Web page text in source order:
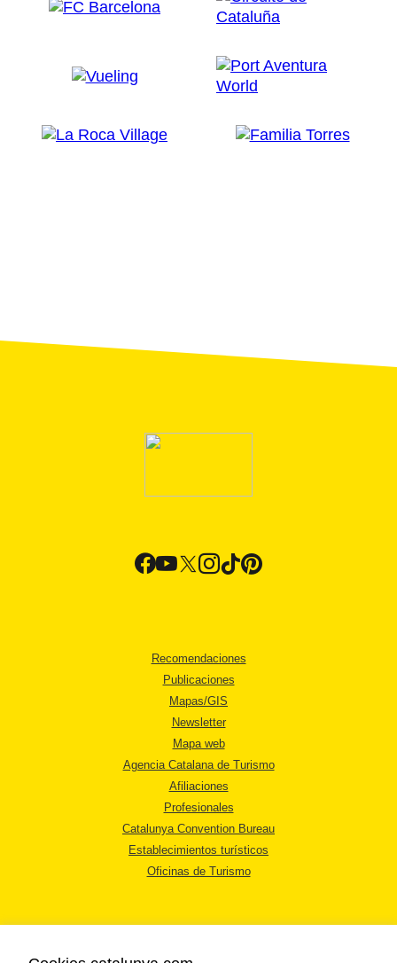
Recomendaciones
Publicaciones
Mapas/GIS
Newsletter
Mapa web
Agencia Catalana de Turismo
Afiliaciones
Profesionales
Catalunya Convention Bureau
Establecimientos turísticos
Oficinas de Turismo